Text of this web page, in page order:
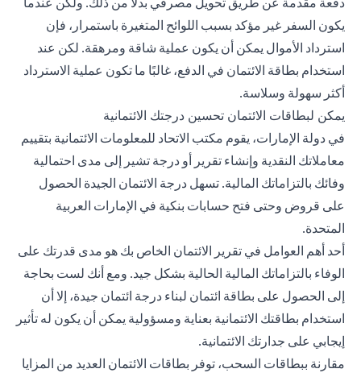
يكون السفر غير مؤكد بسبب اللوائح المتغيرة باستمرار، فإن
استرداد الأموال يمكن أن يكون عملية شاقة ومرهقة. لكن عند
استخدام بطاقة الائتمان في الدفع، غالبًا ما تكون عملية الاسترداد
أكثر سهولة وسلاسة.
يمكن لبطاقات الائتمان تحسين درجتك الائتمانية
في دولة الإمارات، يقوم مكتب الاتحاد للمعلومات الائتمانية بتقييم
معاملاتك النقدية وإنشاء تقرير أو درجة تشير إلى مدى احتمالية
وفائك بالتزاماتك المالية. تسهل درجة الائتمان الجيدة الحصول
على قروض وحتى فتح حسابات بنكية في الإمارات العربية
المتحدة.
أحد أهم العوامل في تقرير الائتمان الخاص بك هو مدى قدرتك على
الوفاء بالتزاماتك المالية الحالية بشكل جيد. ومع أنك لست بحاجة
إلى الحصول على بطاقة ائتمان لبناء درجة ائتمان جيدة، إلا أن
استخدام بطاقتك الائتمانية بعناية ومسؤولية يمكن أن يكون له تأثير
إيجابي على جدارتك الائتمانية.
مقارنة ببطاقات السحب، توفر بطاقات الائتمان العديد من المزايا